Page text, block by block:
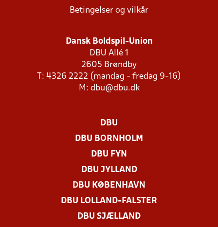
Betingelser og vilkår
Dansk Boldspil-Union
DBU Allé 1
2605 Brøndby
T: 4326 2222 (mandag - fredag 9-16)
M: dbu@dbu.dk
DBU
DBU BORNHOLM
DBU FYN
DBU JYLLAND
DBU KØBENHAVN
DBU LOLLAND-FALSTER
DBU SJÆLLAND